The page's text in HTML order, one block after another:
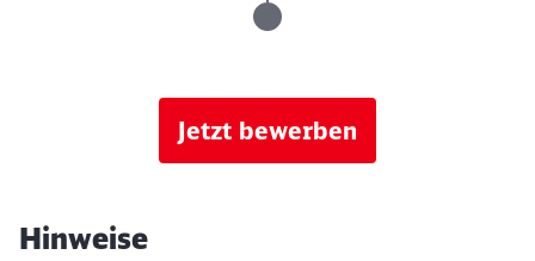
Jetzt bewerben
Hinweise